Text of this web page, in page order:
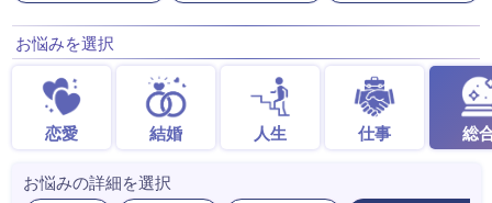
お悩みを選択
恋愛 結婚 人生 仕事 総
お悩みの詳細を選択